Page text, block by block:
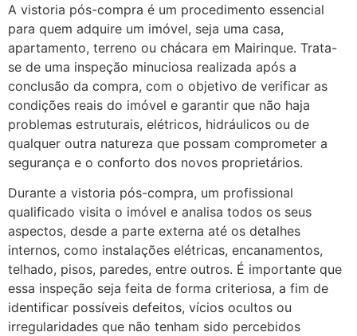
A vistoria pós-compra é um procedimento essencial
para quem adquire um imóvel, seja uma casa,
apartamento, terreno ou chácara em Mairinque. Trata-
se de uma inspeção minuciosa realizada após a
conclusão da compra, com o objetivo de verificar as
condições reais do imóvel e garantir que não haja
problemas estruturais, elétricos, hidráulicos ou de
qualquer outra natureza que possam comprometer a
segurança e o conforto dos novos proprietários.
Durante a vistoria pós-compra, um profissional
qualificado visita o imóvel e analisa todos os seus
aspectos, desde a parte externa até os detalhes
internos, como instalações elétricas, encanamentos,
telhado, pisos, paredes, entre outros. É importante que
essa inspeção seja feita de forma criteriosa, a fim de
identificar possíveis defeitos, vícios ocultos ou
irregularidades que não tenham sido percebidos